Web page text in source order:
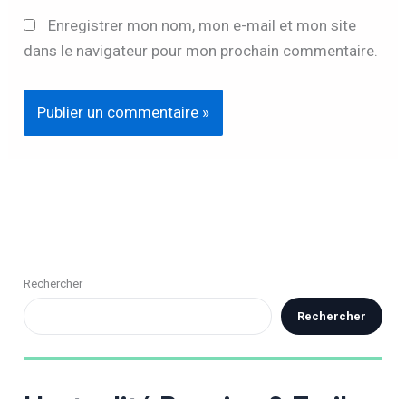
Enregistrer mon nom, mon e-mail et mon site
dans le navigateur pour mon prochain commentaire.
Rechercher
Rechercher